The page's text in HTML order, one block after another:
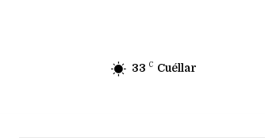
33 C Cuéllar